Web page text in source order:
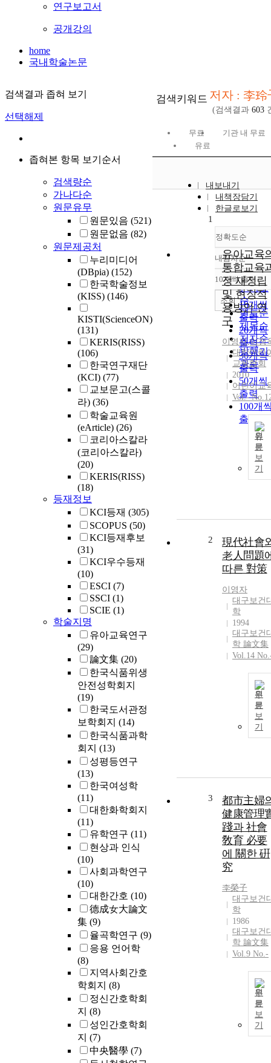
연구보고서
공개강의
home
국내학술논문
검색결과 좁혀 보기
선택해제
좁혀본 항목 보기순서
검색량순
가나다순
원문유무
원문있음 (521)
원문없음 (82)
원문제공처
누리미디어
(DBpia) (152)
한국학술정보
(KISS) (146)
KISTI(ScienceON)
(131)
KERIS(RISS)
(106)
한국연구재단
(KCI) (77)
교보문고(스콜
라) (36)
학술교육원
(eArticle) (26)
코리아스칼라
(코리아스칼라)
(20)
KERIS(RISS)
(18)
등재정보
KCI등재 (305)
SCOPUS (50)
KCI등재후보
(31)
KCI우수등재
(10)
ESCI (7)
SSCI (1)
SCIE (1)
학술지명
유아교육연구
(29)
論文集 (20)
한국식품위생
안전성학회지
(19)
한국도서관정
보학회지 (14)
한국식품과학
회지 (13)
성평등연구
(13)
한국여성학
(11)
대한화학회지
(11)
유학연구 (11)
현상과 인식
(10)
사회과학연구
(10)
대한간호 (10)
德成女大論文
集 (9)
율곡학연구 (9)
응용 언어학
(8)
지역사회간호
학회지 (8)
정신간호학회
지 (8)
성인간호학회
지 (7)
中央醫學 (7)
검색키워드 저자 : 李玲
(검색결과 603
무료
기관 내 무료
유료
내보내기
내책장담기
한글로보기
정확도순
정확도
순
인기도
순
연도순
제목순
저자순
발행기
관순
내림차순
내림차
10개씩 출력
10개씩
출력
20개씩
출력
30개씩
출력
50개씩
출력
100개
출력
조회
1
유아교육
통합교육
정 재정립
및 현장적
용방안 연
구
이영자,이정
대한어린
교육협회
2010
어린이교
Vol.-
원
문
보
기
2
現代社會
老人問題
따른 對策
이영자
대구보건
학
1994
대구보건
학 論文集
Vol.14
원
문
보
기
3
都市主婦
健康管理
踐과 社會
敎育 必要
에 關한 硏
究
李榮子
대구보건
학
1986
대구보건
학 論文集
Vol.9 No.-
원
문
보
기